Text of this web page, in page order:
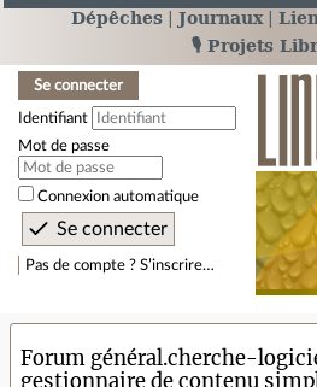
Dépêches Journaux
🎙️ Projets
Se connecter
Identifiant
Mot de passe
Connexion automatique
Pas de compte ? S’inscrire…
Forum général.cherche-
gestionnaire de contenu